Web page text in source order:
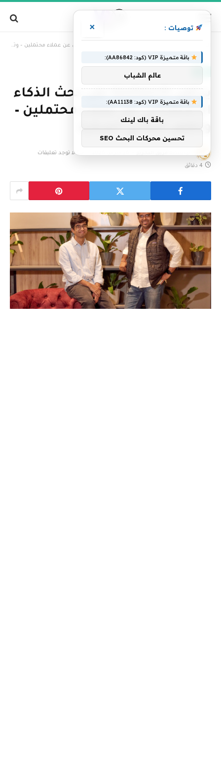
يراهن Gushwork على بحث الذكاء
الاصطناعي عن عملاء محتملين –
وتظهر النتائج المبكرة
لا توجد تعليقات
4 دقائق
توصيات : ×
باقة متميزة VIP (كود: AA86842):
عالم الشباب
باقة متميزة VIP (كود: AA11138):
باقة باك لينك
تحسين محركات البحث SEO